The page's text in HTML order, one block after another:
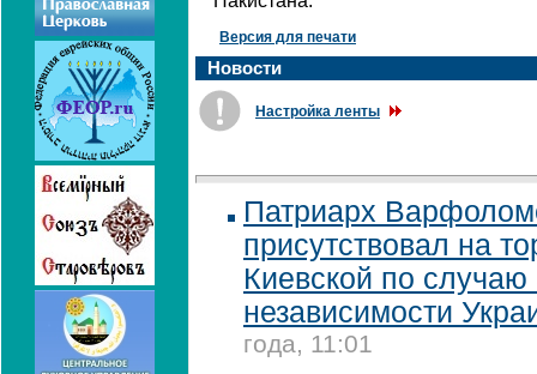
Версия для печати
Новости
Настройка ленты
Патриарх
присутствовал на
Киевской по случаю
независимости
года, 11:01